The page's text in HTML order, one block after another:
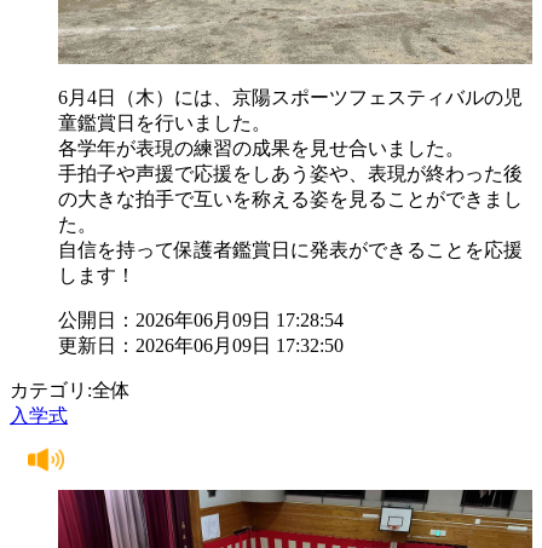
6月4日（木）には、京陽スポーツフェスティバルの児
童鑑賞日を行いました。
各学年が表現の練習の成果を見せ合いました。
手拍子や声援で応援をしあう姿や、表現が終わった後
の大きな拍手で互いを称える姿を見ることができまし
た。
自信を持って保護者鑑賞日に発表ができることを応援
します！
公開日：2026年06月09日 17:28:54
更新日：2026年06月09日 17:32:50
カテゴリ:全体
入学式